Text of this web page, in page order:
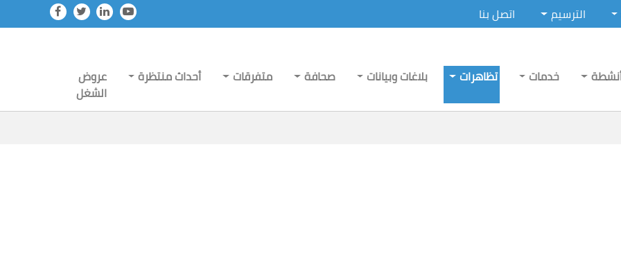
الترسيم اتصل بنا
خدمات تظاهرات بلاغات وبيانات صحافة متفرقات أحداث منتظرة
عروض
الشغل